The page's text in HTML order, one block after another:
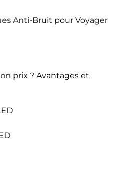
Anti-Bruit pour Voyager
prix ? Avantages et